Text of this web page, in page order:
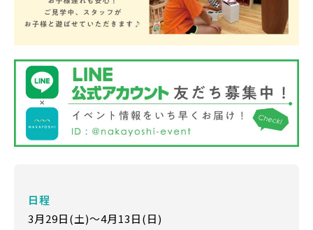
日程
3月29日(土)～4月13日(日)